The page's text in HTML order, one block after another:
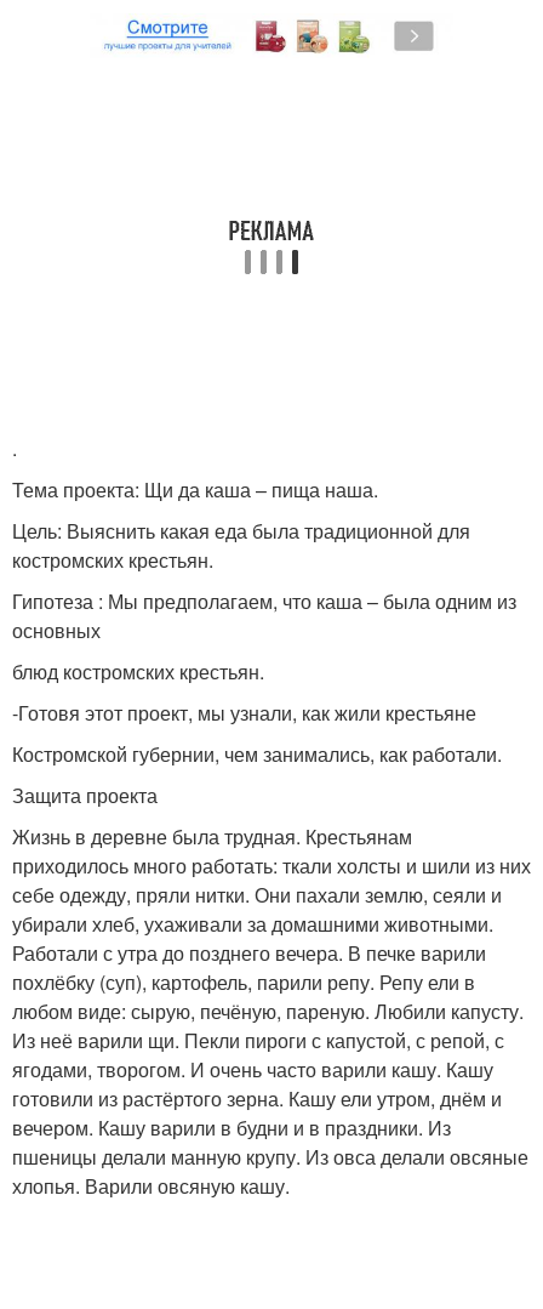
.
Тема проекта: Щи да каша – пища наша.
Цель: Выяснить какая еда была традиционной для
костромских крестьян.
Гипотеза : Мы предполагаем, что каша – была одним из
основных
блюд костромских крестьян.
-Готовя этот проект, мы узнали, как жили крестьяне
Костромской губернии, чем занимались, как работали.
Защита проекта
Жизнь в деревне была трудная. Крестьянам
приходилось много работать: ткали холсты и шили из них
себе одежду, пряли нитки. Они пахали землю, сеяли и
убирали хлеб, ухаживали за домашними животными.
Работали с утра до позднего вечера. В печке варили
похлёбку (суп), картофель, парили репу. Репу ели в
любом виде: сырую, печёную, пареную. Любили капусту.
Из неё варили щи. Пекли пироги с капустой, с репой, с
ягодами, творогом. И очень часто варили кашу. Кашу
готовили из растёртого зерна. Кашу ели утром, днём и
вечером. Кашу варили в будни и в праздники. Из
пшеницы делали манную крупу. Из овса делали овсяные
хлопья. Варили овсяную кашу.